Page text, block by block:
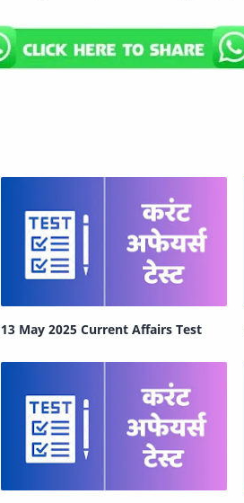
13 May 2025 Current Affairs Test